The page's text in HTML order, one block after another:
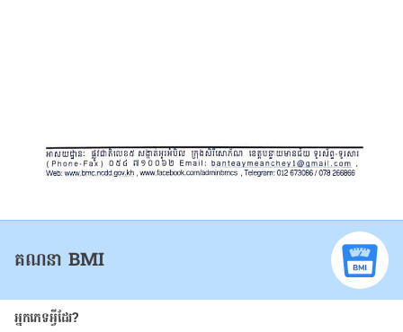
គណនា BMI
អ្នកភេទអ្វីដែរ?